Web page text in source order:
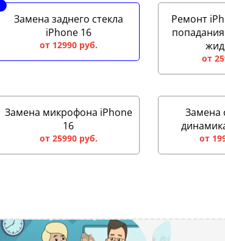
Замена заднего стекла
iPhone 16
от 12990 руб.
Ремонт
от
Замена микрофона iPhone
16
от 25990 руб.
Замена
от